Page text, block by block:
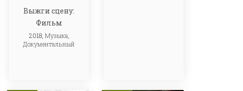
Выжги сцену:
Фильм
2018, Музыка
Документальный